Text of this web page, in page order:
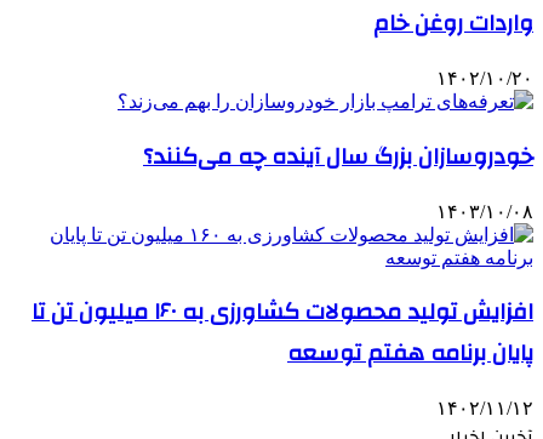
واردات روغن خام
۱۴۰۲/۱۰/۲۰
خودروسازان بزرگ سال آینده چه می‌کنند؟
۱۴۰۳/۱۰/۰۸
افزایش تولید محصولات کشاورزی به ۱۶۰ میلیون تن تا
پایان برنامه هفتم توسعه
۱۴۰۲/۱۱/۱۲